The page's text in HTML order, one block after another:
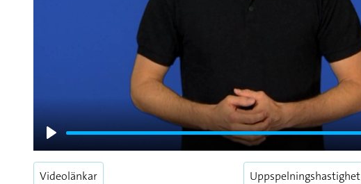
Play
Play
Videolänkar Uppspelningshastighet